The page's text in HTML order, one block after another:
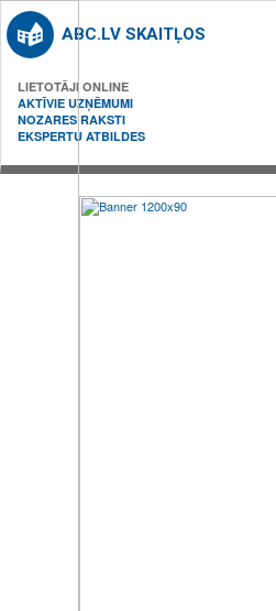
ABC.LV SKAITĻOS
LIETOTĀJI ONLINE
AKTĪVIE UZŅĒMUMI
NOZARES RAKSTI
EKSPERTU ATBILDES